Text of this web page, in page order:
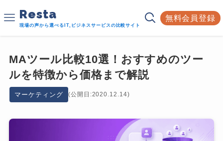
Resta
現場の声から選べるIT,ビジネスサービスの比較サイト
無料会員登録
MAツール比較10選！おすすめのツー
ルを特徴から価格まで解説
マーケティング (公開日:2020.12.14)